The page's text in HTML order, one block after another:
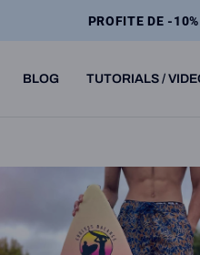
LIVRAISON GRATUITE
BLOG TUTORIALS /